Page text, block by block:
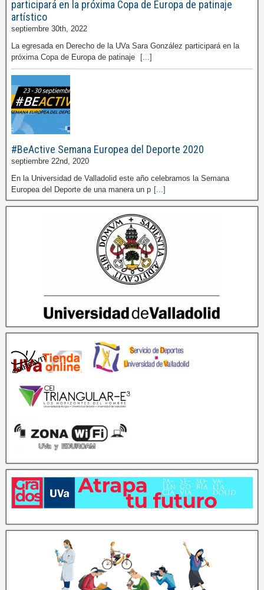
participará en la próxima Copa de Europa de patinaje
artístico
septiembre 30th, 2022
La egresada en Derecho de la UVa Sara González participará en la
próxima Copa de Europa de patinaje
[...]
#BeActive Semana Europea del Deporte 2020
septiembre 22nd, 2020
En la Universidad de Valladolid este año celebramos la Semana
Europea del Deporte de una manera un p [...]